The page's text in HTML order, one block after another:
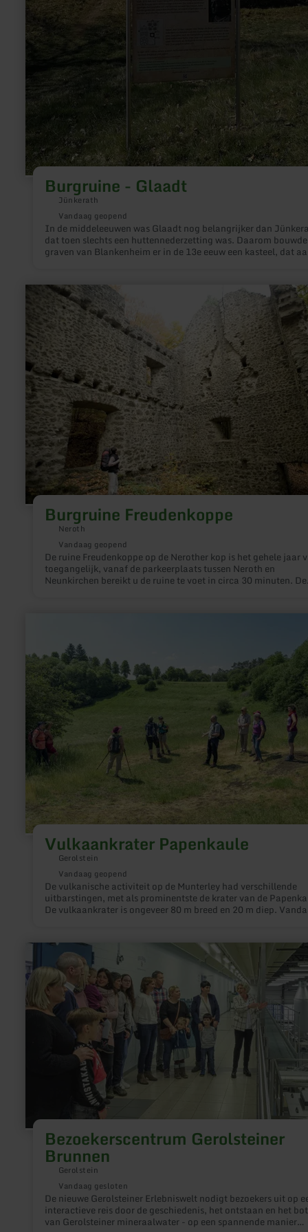
Burgruine - Glaadt
Jünkerath
Vandaag geopend
In de middeleeuwen was Glaadt nog belangrijker dan
dat toen slechts een huttennederzetting was. Daarom
graven van Blankenheim er in de 13e eeuw een kasteel, dat
grond toe af.
Burgruine Freudenkoppe
Neroth
Vandaag geopend
De ruine Freudenkoppe op de Nerother kop is het gehele jaar
toegangelijk, vanaf de parkeerplaats tussen Neroth en
Neunkirchen bereikt u de ruine te voet in circa 30 minuten. De
informatie
over:
Burgruine
Freudenkoppe
Vulkaankrater Papenkaule
Gerolstein
Vandaag geopend
De vulkanische activiteit op de Munterley had verschillende
uitbarstingen, met als prominentste de krater van de
De vulkaankrater is ongeveer 80 m breed en 20 m diep.
Vulkaankrater
Papenkaule
Bezoekerscentrum Gerolsteiner
Brunnen
Gerolstein
Vandaag gesloten
De nieuwe Gerolsteiner Erlebniswelt nodigt bezoekers uit op
interactieve reis door de geschiedenis, het ontstaan en het
van Gerolsteiner mineraalwater - op een spannende manier
meer
informatie
over:
Bezoekerscentrum
Gerolsteiner
Brunnen